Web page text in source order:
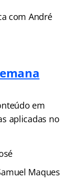
com André
em
aplicadas no
Maques